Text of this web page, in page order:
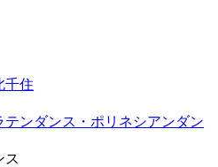
千住
ンダンス・ポリネシアンダン
ス